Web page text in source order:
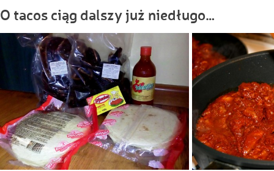
O tacos ciąg dalszy już niedługo…